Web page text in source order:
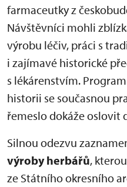
farmaceutky z
Návštěvníci mohli
výrobu léčiv, práci s
i zajímavé historické
s lékárenstvím.
historii se současnou
řemeslo dokáže oslovit
Silnou odezvu
výroby herbářů,
ze Státního okresního